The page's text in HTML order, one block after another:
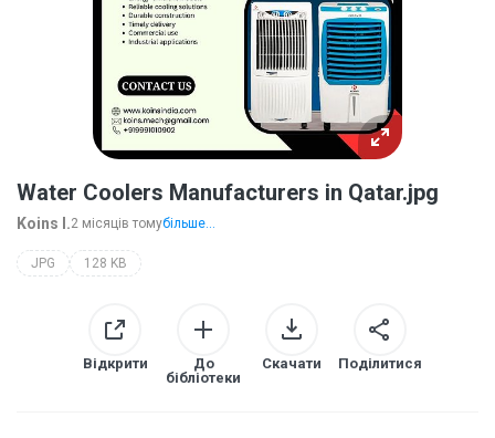
Water Coolers Manufacturers in Qatar.jpg
Koins I.2 місяців томубільше...
JPG 128 KB
Відкрити
До
бібліотеки
Скачати Поділитися